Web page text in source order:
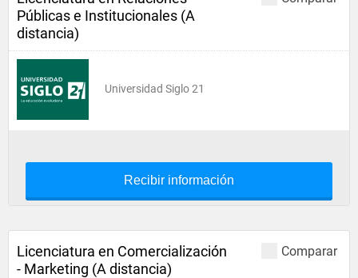
Públicas e Institucionales (A
distancia)
Universidad Siglo 21
Recibir información
Comparar
Licenciatura en Comercialización
- Marketing (A distancia)